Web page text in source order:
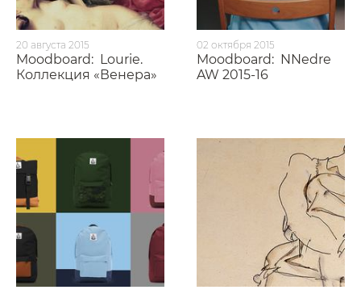
20 августа 2015
Moodboard: Lourie.
Коллекция «Венера»
02 октября 2015
Moodboard: NNedre
AW 2015-16